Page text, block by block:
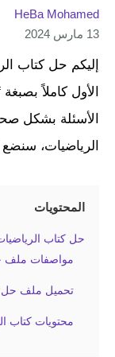
HeBa Mohamed
13 مارس 2024
إليكم حل كتاب
الأسئلة بشكل
الرياضيات،
المحتويات
حل كتاب
مواصفات ملف
تحميل ملف حل
محتويات كتاب